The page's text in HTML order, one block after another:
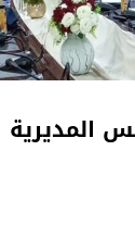
المديرية